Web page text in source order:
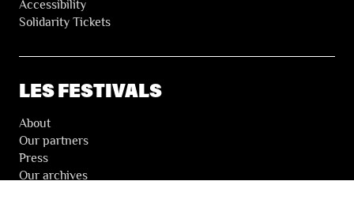
Accessibility
Solidarity Tickets
LES FESTIVALS
About
Our partners
Press
Our archives